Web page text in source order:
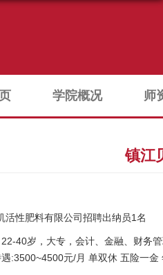
学院概况 师
镇江
活性肥料有限公司招聘出纳员1名
22-40岁，大专，会计、金融、财务
:3500~4500元/月 单双休 五险一金